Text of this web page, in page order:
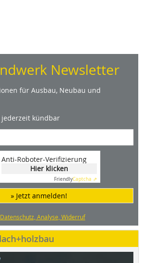
Newsletter
für Ausbau, Neubau und
kündbar
Anti-Roboter-Verifizierung
Hier klicken
FriendlyCaptcha ⇗
» Jetzt anmelden!
Analyse, Widerruf